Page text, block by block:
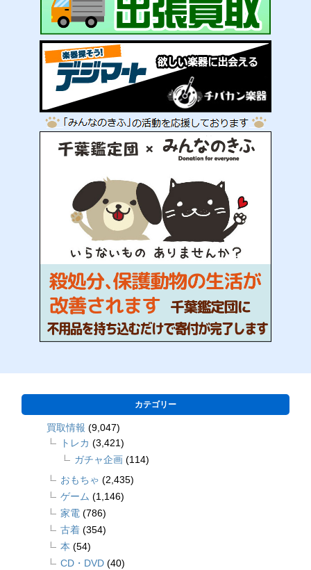
カテゴリー
買取情報 (9,047)
トレカ (3,421)
ガチャ企画 (114)
おもちゃ (2,435)
ゲーム (1,146)
家電 (786)
古着 (354)
本 (54)
CD・DVD (40)